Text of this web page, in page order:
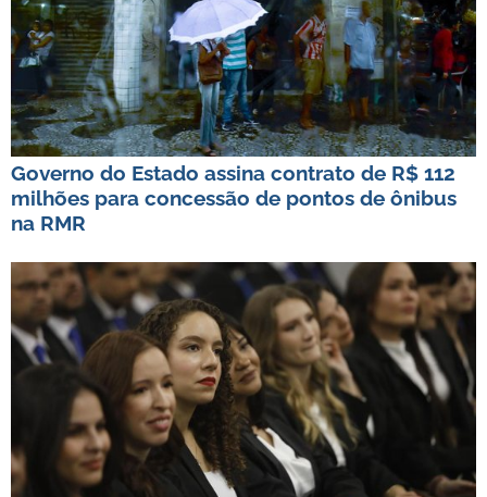
Governo do Estado assina contrato de R$ 112
milhões para concessão de pontos de ônibus
na RMR